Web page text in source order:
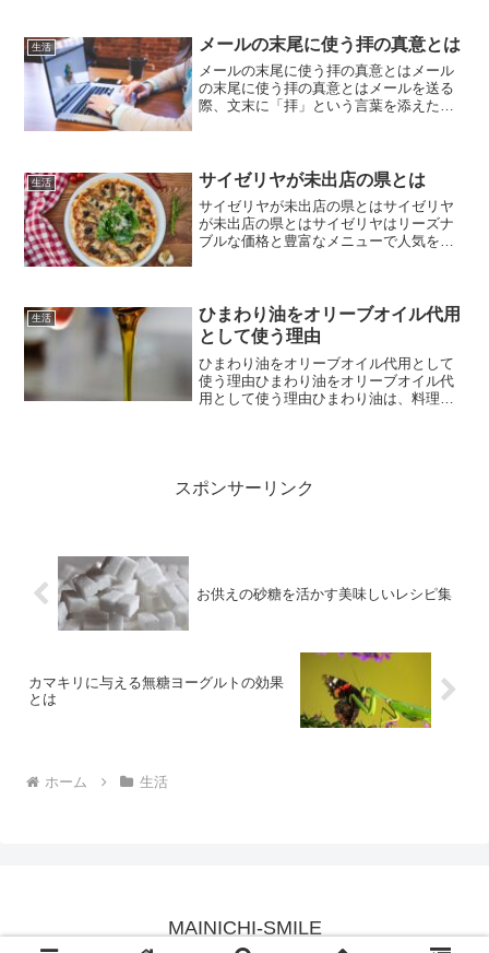
が隠されていると言われることをご存知
でしょうか。日本語には、...
生活 メールの末尾に使う拝の真意とは
メールの末尾に使う拝の真意とはメール
の末尾に使う拝の真意とはメールを送る
際、文末に「拝」という言葉を添えた表
上で重要な役割を果たします。...
生活 サイゼリヤが未出店の県とは
サイゼリヤが未出店の県とはサイゼリヤ
が未出店の県とはサイゼリヤはリーズナ
ブルな価格と豊富なメニューで人気を集
い知名度を誇ります。しか...
生活
ひまわり油をオリーブオイル代用
として使う理由
ひまわり油をオリーブオイル代用として
使う理由ひまわり油をオリーブオイル代
用として使う理由ひまわり油は、料理の
スポンサーリンク
お供えの砂糖を活かす美味しいレシピ集
カマキリに与える無糖ヨーグルトの効果
とは
ホーム 生活
MAINICHI-SMILE